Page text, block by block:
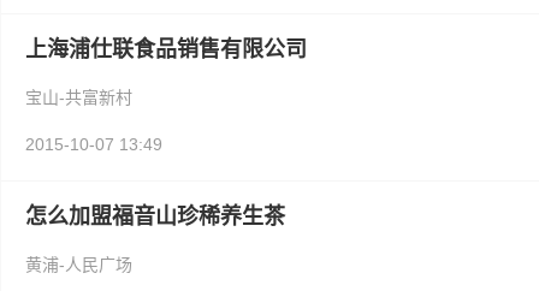
上海浦仕联食品销售有限公司
宝山-共富新村
2015-10-07 13:49
怎么加盟福音山珍稀养生茶
黄浦-人民广场